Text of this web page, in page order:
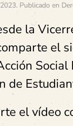
. Publicado en
la
el
Social
de
el vídeo